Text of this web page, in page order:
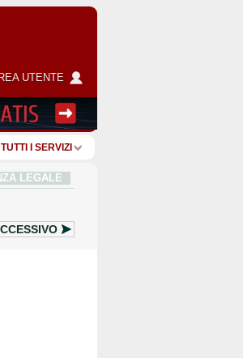
UTENTE
TUTTI I SERVIZI
LEGALE